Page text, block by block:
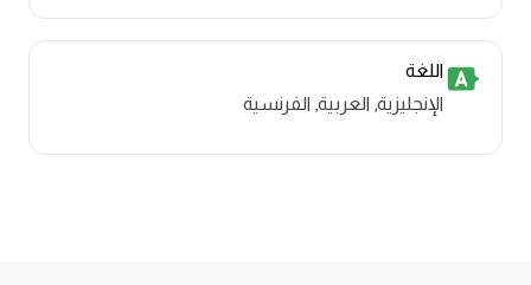
اللغة
الإنجليزية, العربية, الفرنسية